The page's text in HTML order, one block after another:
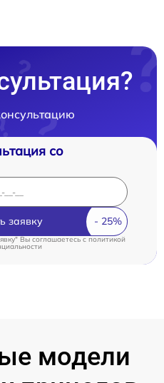
со
заявку
Вы соглашаетесь c политикой
модели